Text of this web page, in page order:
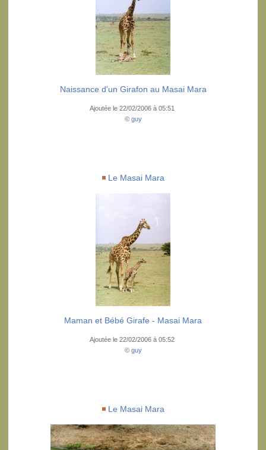
Naissance d'un Girafon au Masai Mara
Ajoutée le 22/02/2006 à 05:51
© guy
Le Masai Mara
Maman et Bébé Girafe - Masai Mara
Ajoutée le 22/02/2006 à 05:52
© guy
Le Masai Mara